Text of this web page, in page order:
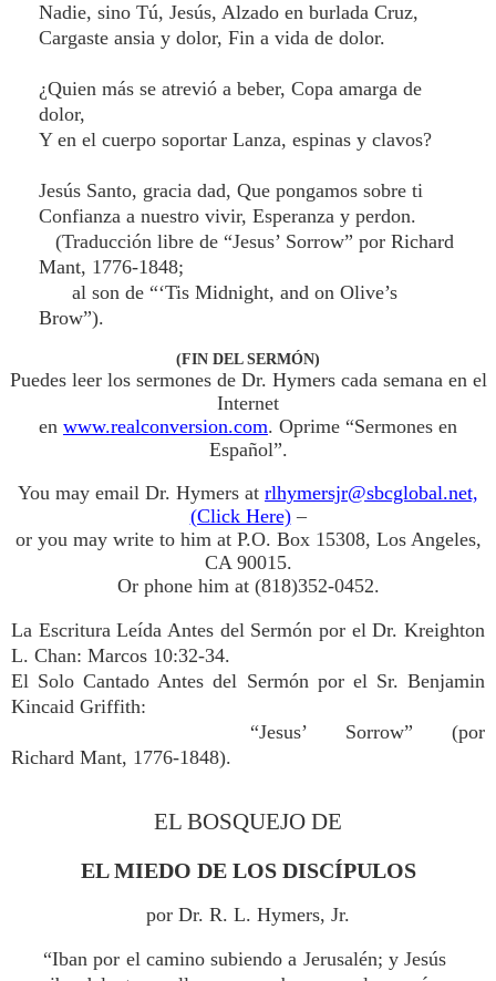
Nadie, sino Tú, Jesús, Alzado en burlada Cruz,
Cargaste ansia y dolor, Fin a vida de dolor.
¿Quien más se atrevió a beber, Copa amarga de
dolor,
Y en el cuerpo soportar Lanza, espinas y clavos?
Jesús Santo, gracia dad, Que pongamos sobre ti
Confianza a nuestro vivir, Esperanza y perdon.
(Traducción libre de “Jesus’ Sorrow” por Richard
Mant, 1776-1848;
al son de “‘Tis Midnight, and on Olive’s
Brow”).
(FIN DEL SERMÓN)
Puedes leer los sermones de Dr. Hymers cada semana en el
Internet
en www.realconversion.com. Oprime “Sermones en
Español”.
You may email Dr. Hymers at rlhymersjr@sbcglobal.net,
(Click Here)–
or you may write to him at P.O. Box 15308, Los Angeles,
CA 90015.
Or phone him at (818)352-0452.
La Escritura Leída Antes del Sermón por el Dr. Kreighton
L. Chan: Marcos 10:32-34.
El Solo Cantado Antes del Sermón por el Sr. Benjamin
Kincaid Griffith:
“Jesus’ Sorrow” (por
Richard Mant, 1776-1848).
EL BOSQUEJO DE
EL MIEDO DE LOS DISCÍPULOS
por Dr. R. L. Hymers, Jr.
“Iban por el camino subiendo a Jerusalén; y Jesús